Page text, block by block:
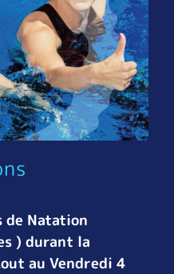
de Natation
) durant la
au Vendredi 4